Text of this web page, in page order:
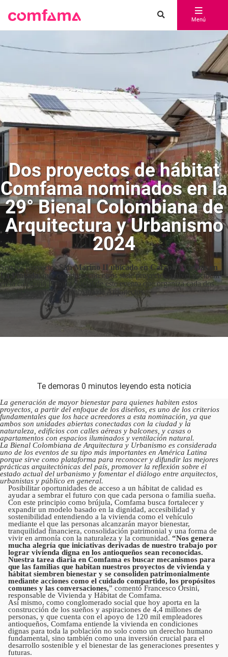
Menú
Son los proyectosSan Marino II ubicado en Carepa y Ceibas en
La Pintada,que compiten con otros siete proyectos a nivel nacional
en la categoría Hábitat Social de este evento que organiza cada dos
años la Sociedad Colombiana de Arquitectos.
Dos proyectos de hábitat
Comfama nominados en la
29° Bienal Colombiana de
Arquitectura y Urbanismo
2024
Te demoras 0 minutos leyendo esta noticia
La generación de mayor bienestar para quienes habiten estos
proyectos, a partir del enfoque de los diseños, es uno de los criterios
fundamentales que los hace acreedores a esta nominación, ya que
ambos son unidades abiertas conectadas con la ciudad y la
naturaleza, edificios con calles aéreas y balcones, y casas o
apartamentos con espacios iluminados y ventilación natural.
La Bienal Colombiana de Arquitectura y Urbanismo es considerada
uno de los eventos de su tipo más importantes en América Latina
porque sirve como plataforma para reconocer y difundir las mejores
prácticas arquitectónicas del país, promover la reflexión sobre el
estado actual del urbanismo y fomentar el diálogo entre arquitectos,
urbanistas y público en general.
Posibilitar oportunidades de acceso a un hábitat de calidad es
ayudar a sembrar el futuro con que cada persona o familia sueña.
Con este principio como brújula, Comfama busca fortalecer y
expandir un modelo basado en la dignidad, accesibilidad y
sostenibilidad entendiendo a la vivienda como el vehículo
mediante el que las personas alcanzarán mayor bienestar,
tranquilidad financiera, consolidación patrimonial y una forma de
vivir en armonía con la naturaleza y la comunidad. “Nos genera
mucha alegría que iniciativas derivadas de nuestro trabajo por
lograr vivienda digna en los antioqueños sean reconocidas.
Nuestra tarea diaria en Comfama es buscar mecanismos para
que las familias que habitan nuestros proyectos de vivienda y
hábitat siembren bienestar y se consoliden patrimonialmente
mediante acciones como el cuidado compartido, los propósitos
comunes y las conversaciones,” comentó Francesco Orsini,
responsable de Vivienda y Hábitat de Comfama.
Así mismo, como conglomerado social que hoy aporta en la
construcción de los sueños y aspiraciones de 4,4 millones de
personas, y que cuenta con el apoyo de 120 mil empleadores
antioqueños, Comfama entiende la vivienda en condiciones
dignas para toda la población no solo como un derecho humano
fundamental, sino también como una inversión crucial para el
desarrollo sostenible y el bienestar de las generaciones presentes y
futuras.